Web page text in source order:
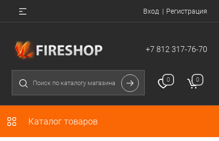
Вход Регистрация
+7 812 317-76-70
0 0
Каталог товаров